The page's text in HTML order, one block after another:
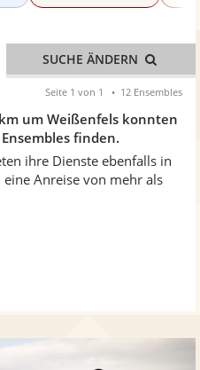
um Weißenfels konnten
finden.
ihre Dienste ebenfalls in
Anreise von mehr als
SUCHE ÄNDERN
Seite 1 von 1 12 Ensembles